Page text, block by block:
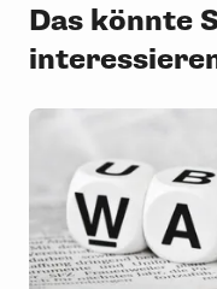
Das könnte